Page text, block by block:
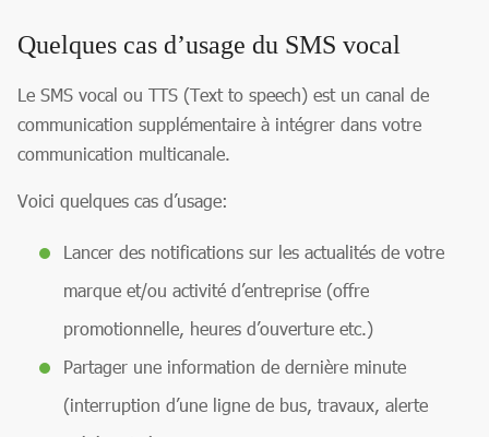
Quelques cas d’usage du SMS vocal
Le SMS vocal ou TTS (Text to speech) est un canal de
communication supplémentaire à intégrer dans votre
communication multicanale.
Voici quelques cas d’usage:
Lancer des notifications sur les actualités de votre
marque et/ou activité d’entreprise (offre
promotionnelle, heures d’ouverture etc.)
Partager une information de dernière minute
(interruption d’une ligne de bus, travaux, alerte